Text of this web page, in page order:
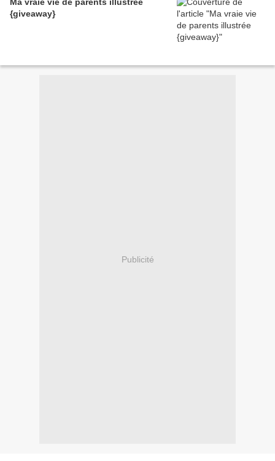
{giveaway}
Publicité